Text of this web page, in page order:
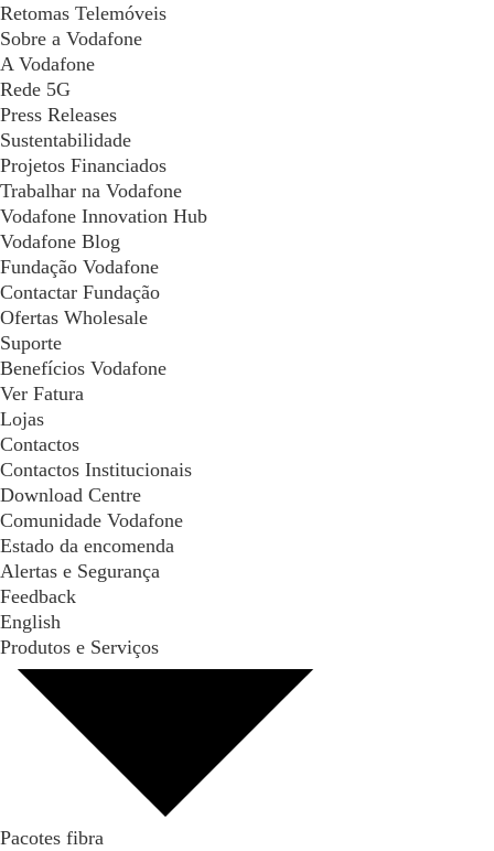
Retomas Telemóveis
Sobre a Vodafone
A Vodafone
Rede 5G
Press Releases
Sustentabilidade
Projetos Financiados
Trabalhar na Vodafone
Vodafone Innovation Hub
Vodafone Blog
Fundação Vodafone
Contactar Fundação
Ofertas Wholesale
Suporte
Benefícios Vodafone
Ver Fatura
Lojas
Contactos
Contactos Institucionais
Download Centre
Comunidade Vodafone
Estado da encomenda
Alertas e Segurança
Feedback
English
Produtos e Serviços
Pacotes fibra